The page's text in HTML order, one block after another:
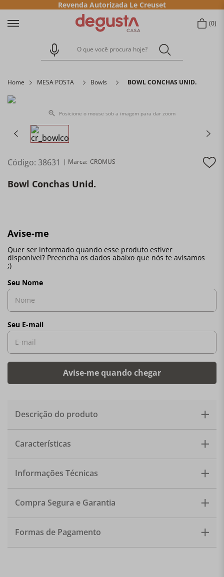
Revenda Autorizada Le Creuset
0
O que você procura hoje?
Home MESA POSTA Bowls BOWL CONCHAS UNID.
Posicione o mouse sob a imagem para dar zoom
Código: 38631 CROMUS
Bowl Conchas Unid.
Descrição do produto
Bowl com desenhos de conchas e estrela. Material:
Fibra natural e cerâmica. Tamanho: 26cm x 11cm.
Quantidade: 1 bowl.
Características
Informações Técnicas
Compra Segura e Garantia
Formas de Pagamento